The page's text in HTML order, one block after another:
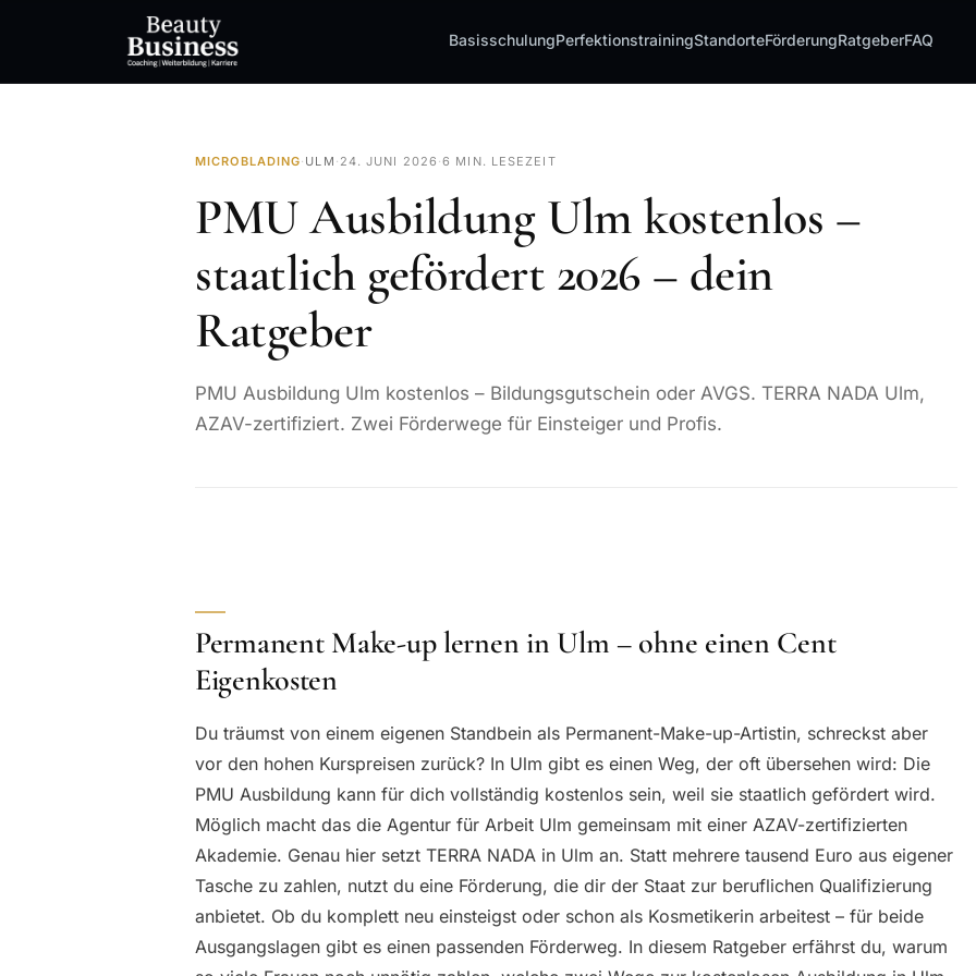
BasisschulungPerfektionstrainingStandorteFörderungRatgeberFAQ
MICROBLADING· ULM · 24. JUNI 2026 ·6 MIN. LESEZEIT
PMU Ausbildung Ulm kostenlos –
staatlich gefördert 2026 – dein
Ratgeber
PMU Ausbildung Ulm kostenlos – Bildungsgutschein oder AVGS. TERRA NADA Ulm,
AZAV-zertifiziert. Zwei Förderwege für Einsteiger und Profis.
Permanent Make-up lernen in Ulm – ohne einen Cent
Eigenkosten
Du träumst von einem eigenen Standbein als Permanent-Make-up-Artistin, schreckst aber
vor den hohen Kurspreisen zurück? In Ulm gibt es einen Weg, der oft übersehen wird: Die
PMU Ausbildung kann für dich vollständig kostenlos sein, weil sie staatlich gefördert wird.
Möglich macht das die Agentur für Arbeit Ulm gemeinsam mit einer AZAV-zertifizierten
Akademie. Genau hier setzt TERRA NADA in Ulm an. Statt mehrere tausend Euro aus eigener
Tasche zu zahlen, nutzt du eine Förderung, die dir der Staat zur beruflichen Qualifizierung
anbietet. Ob du komplett neu einsteigst oder schon als Kosmetikerin arbeitest – für beide
Ausgangslagen gibt es einen passenden Förderweg. In diesem Ratgeber erfährst du, warum